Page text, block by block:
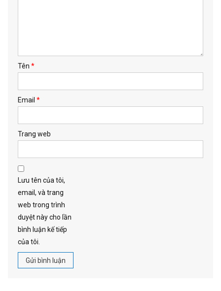
Tên *
Email *
Trang web
Lưu tên của tôi,
email, và trang
web trong trình
duyệt này cho lần
bình luận kế tiếp
của tôi.